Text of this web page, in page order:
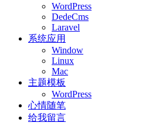
WordPress
DedeCms
Laravel
系统应用
Window
Linux
Mac
主题模板
WordPress
心情随笔
给我留言